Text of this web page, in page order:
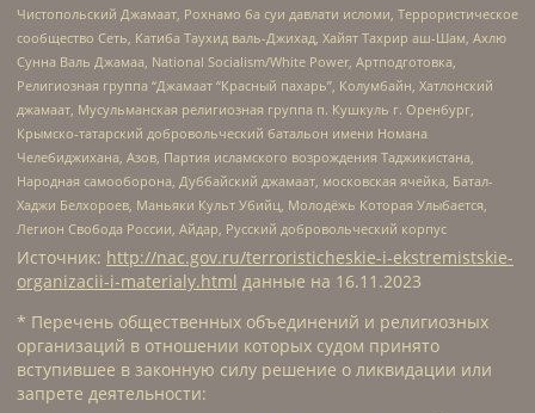
Чистопольский Джамаат, Рохнамо ба суи давлати исломи, Террористическое
сообщество Сеть, Катиба Таухид валь-Джихад, Хайят Тахрир аш-Шам, Ахлю
Сунна Валь Джамаа, National Socialism/White Power, Артподготовка,
Религиозная группа “Джамаат “Красный пахарь”, Колумбайн, Хатлонский
джамаат, Мусульманская религиозная группа п. Кушкуль г. Оренбург,
Крымско-татарский добровольческий батальон имени Номана
Челебиджихана, Азов, Партия исламского возрождения Таджикистана,
Народная самооборона, Дуббайский джамаат, московская ячейка, Батал-
Хаджи Белхороев, Маньяки Культ Убийц, Молодёжь Которая Улыбается,
Легион Свобода России, Айдар, Русский добровольческий корпус
Источник: http://nac.gov.ru/terroristicheskie-i-ekstremistskie-
organizacii-i-materialy.html данные на 16.11.2023
* Перечень общественных объединений и религиозных
организаций в отношении которых судом принято
вступившее в законную силу решение о ликвидации или
запрете деятельности: